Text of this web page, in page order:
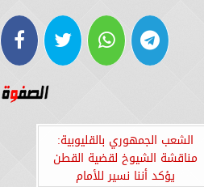
الشعب الجمهوري بالقليوبية:
مناقشة الشيوخ لقضية القطن
يؤكد أننا نسير للأمام